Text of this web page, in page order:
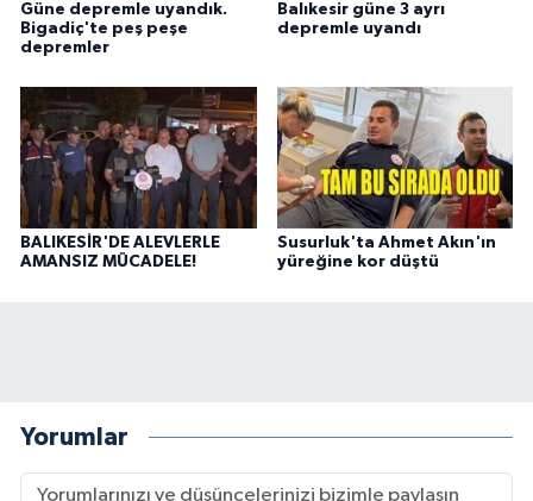
Güne depremle uyandık.
Bigadiç'te peş peşe
depremler
Balıkesir güne 3 ayrı
depremle uyandı
BALIKESİR'DE ALEVLERLE
AMANSIZ MÜCADELE!
Susurluk'ta Ahmet Akın'ın
yüreğine kor düştü
Yorumlar